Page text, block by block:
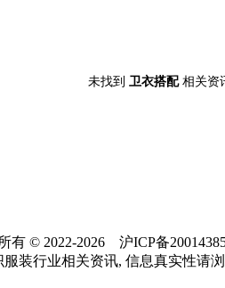
未找到 卫衣搭配相关资
有 © 2022-2026 沪ICP备
装行业相关资讯, 信息真实性请